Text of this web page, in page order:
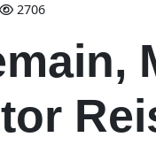
2706